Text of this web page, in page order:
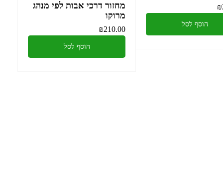
מחזור דרכי אבות לפי מנהג
מרוקו
₪210.00
הוסף לסל
₪
הוסף לסל